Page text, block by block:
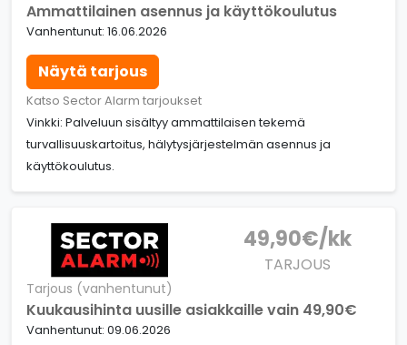
Ammattilainen asennus ja käyttökoulutus
Vanhentunut: 16.06.2026
Näytä tarjous
Katso Sector Alarm tarjoukset
Vinkki: Palveluun sisältyy ammattilaisen tekemä
turvallisuuskartoitus, hälytysjärjestelmän asennus ja
käyttökoulutus.
49,90€/kk
TARJOUS
Tarjous (vanhentunut)
Kuukausihinta uusille asiakkaille vain 49,90€
Vanhentunut: 09.06.2026